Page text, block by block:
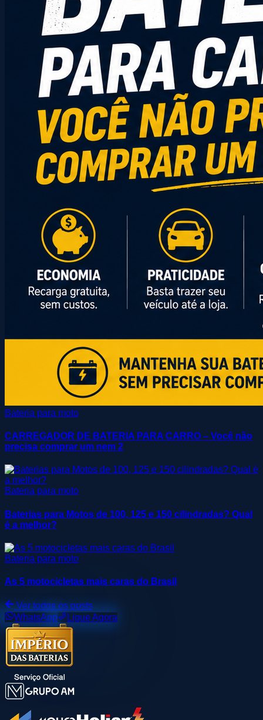
Bateria para moto
CARREGADOR DE BATERIA PARA CARRO – Você não
precisa comprar um nem 2
Bateria para moto
Baterias para Motos de 100, 125 e 150 cilindradas? Qual
é a melhor?
Bateria para moto
As 5 motocicletas mais caras do Brasil
Ver todos os posts
WhatsApp
Ligue Agora